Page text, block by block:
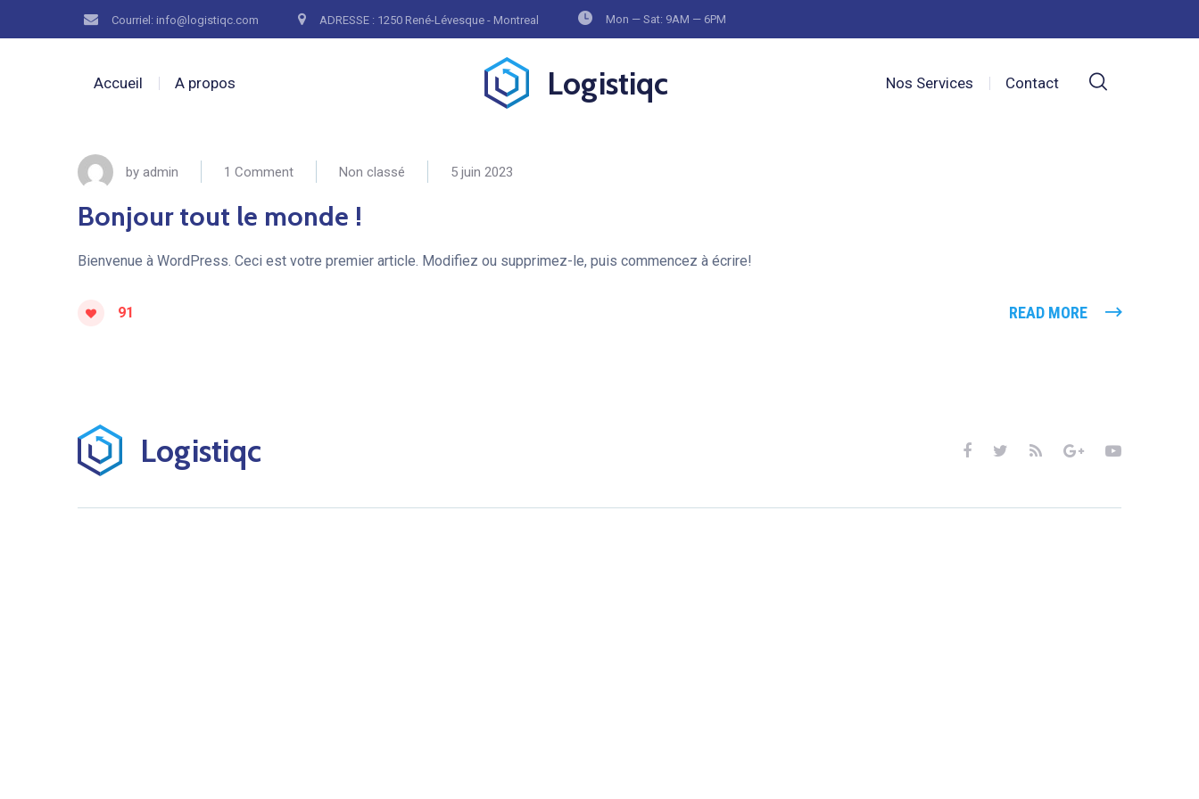
Courriel: info@logistiqc.com ADRESSE : 1250 René-Lévesque - Montreal Mon — Sat: 9AM — 6PM
Accueil A propos Logistiqc Nos Services Contact
by admin 1 Сomment Non classé 5 juin 2023
Bonjour tout le monde !
Bienvenue à WordPress. Ceci est votre premier article. Modifiez ou supprimez-le, puis commencez à écrire!
91 READ MORE
Logistiqc